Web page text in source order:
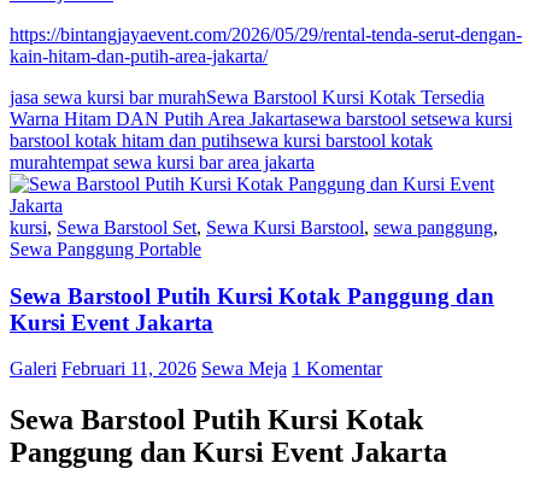
https://bintangjayaevent.com/2026/05/29/rental-tenda-serut-dengan-
kain-hitam-dan-putih-area-jakarta/
jasa sewa kursi bar murahSewa Barstool Kursi Kotak Tersedia
Warna Hitam DAN Putih Area Jakartasewa barstool setsewa kursi
barstool kotak hitam dan putihsewa kursi barstool kotak
murahtempat sewa kursi bar area jakarta
kursi, Sewa Barstool Set, Sewa Kursi Barstool, sewa panggung,
Sewa Panggung Portable
Sewa Barstool Putih Kursi Kotak Panggung dan
Kursi Event Jakarta
Galeri Februari 11, 2026 Sewa Meja 1 Komentar
Sewa Barstool Putih Kursi Kotak
Panggung dan Kursi Event Jakarta